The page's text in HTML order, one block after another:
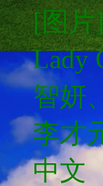
[图片
智妍
李才
中文